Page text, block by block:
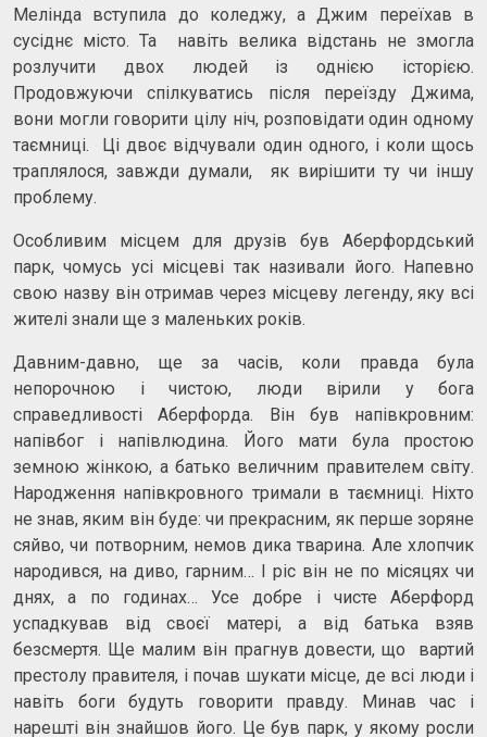
Мелінда вступила до коледжу, а Джим переїхав в
сусіднє місто. Та навіть велика відстань не змогла
розлучити двох людей із однією історією.
Продовжуючи спілкуватись після переїзду Джима,
вони могли говорити цілу ніч, розповідати один одному
таємниці. Ці двоє відчували один одного, і коли щось
траплялося, завжди думали, як вирішити ту чи іншу
проблему.
Особливим місцем для друзів був Аберфордський
парк, чомусь усі місцеві так називали його. Напевно
свою назву він отримав через місцеву легенду, яку всі
жителі знали ще з маленьких років.
Давним-давно, ще за часів, коли правда була
непорочною і чистою, люди вірили у бога
справедливості Аберфорда. Він був напівкровним:
напівбог і напівлюдина. Його мати була простою
земною жінкою, а батько величним правителем світу.
Народження напівкровного тримали в таємниці. Ніхто
не знав, яким він буде: чи прекрасним, як перше зоряне
сяйво, чи потворним, немов дика тварина. Але хлопчик
народився, на диво, гарним… І ріс він не по місяцях чи
днях, а по годинах… Усе добре і чисте Аберфорд
успадкував від своєї матері, а від батька взяв
безсмертя. Ще малим він прагнув довести, що вартий
престолу правителя, і почав шукати місце, де всі люди і
навіть боги будуть говорити правду. Минав час і
нарешті він знайшов його. Це був парк, у якому росли